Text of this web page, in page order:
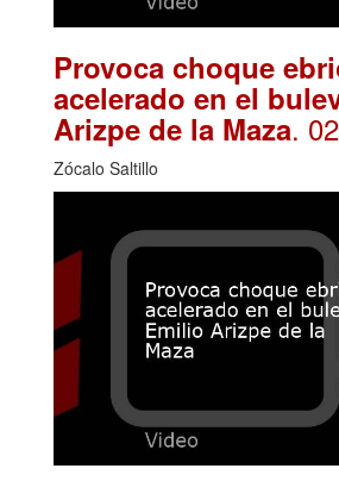
Provoca choque
acelerado en el
Arizpe de la Maza.
Zócalo Saltillo